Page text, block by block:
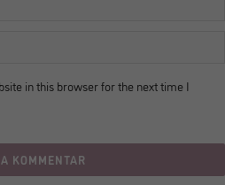
in this browser for the next time I